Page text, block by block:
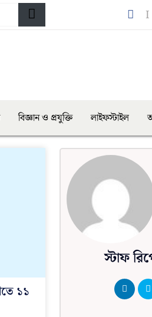
বিজ্ঞান ও প্রযুক্তি লাইফস্টাইল
১১
স্টাফ